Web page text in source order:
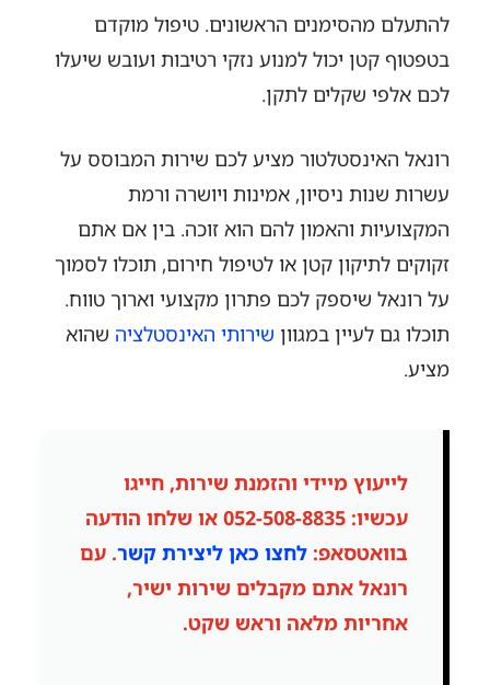
להתעלם מהסימנים הראשונים. טיפול מוקדם
בטפטוף קטן יכול למנוע נזקי רטיבות ועובש שיעלו
לכם אלפי שקלים לתקן.
רונאל האינסטלטור מציע לכם שירות המבוסס על
עשרות שנות ניסיון, אמינות ויושרה ורמת
המקצועיות והאמון להם הוא זוכה. בין אם אתם
זקוקים לתיקון קטן או לטיפול חירום, תוכלו לסמוך
על רונאל שיספק לכם פתרון מקצועי וארוך טווח.
תוכלו גם לעיין במגוון שירותי האינסטלציה שהוא
מציע.
לייעוץ מיידי והזמנת שירות, חייגו
עכשיו: 052-508-8835או שלחו הודעה
בוואטסאפ: לחצו כאן ליצירת קשר. עם
רונאל אתם מקבלים שירות ישיר,
אחריות מלאה וראש שקט.